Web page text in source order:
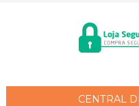
CENTRAL